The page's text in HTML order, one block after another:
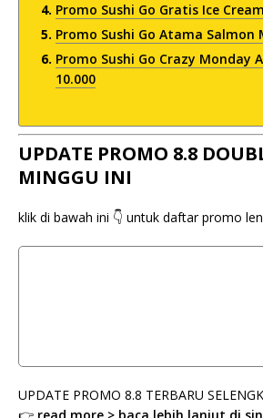
Promo Sushi Go Gratis Ice
Promo Sushi Go Atama Salmon
Promo Sushi Go Crazy Monday
10.000
UPDATE PROMO 8.8
MINGGU INI
klik di bawah ini 👇 untuk daftar promo
UPDATE PROMO 8.8 TERBARU
👉 read more > baca lebih lanjut di